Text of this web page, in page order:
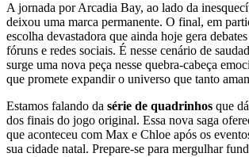
A jornada por Arcadia Bay, ao lado da
deixou uma marca permanente. O final, em
escolha devastadora que ainda hoje gera
fóruns e redes sociais. É nesse cenário de
surge uma nova peça nesse quebra-cabeça
que promete expandir o universo que tanto
Estamos falando da série de quadrinhos que
dos finais do jogo original. Essa nova saga
que aconteceu com Max e Chloe após os
sua cidade natal. Prepare-se para mergulhar